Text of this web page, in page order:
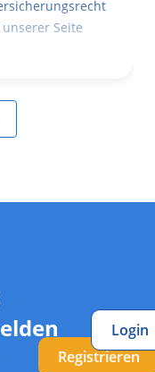
Seite
Registrieren
Login